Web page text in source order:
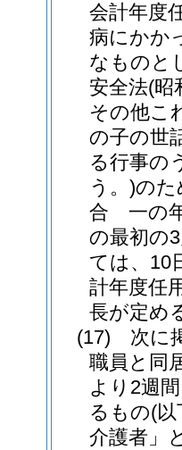
会計年度
病にかか
なものと
安全法(昭
その他こ
の子の世
る行事の
う。)のた
合 一の
の最初の
ては、10
計年度任
長が定め
(17)
次に
職員と同
より2週
るもの(
介護者」